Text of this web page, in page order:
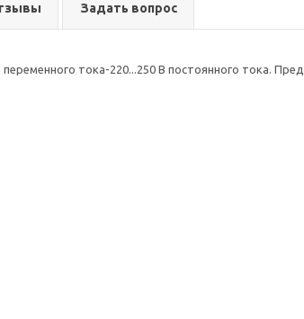
Задать вопрос
тока-220...250 В постоянного тока.